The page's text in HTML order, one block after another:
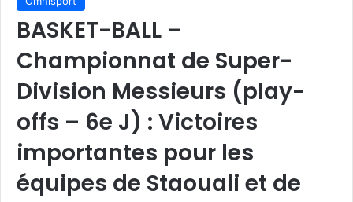
BASKET-BALL –
Championnat de Super-
Division Messieurs (play-
offs – 6e J) : Victoires
importantes pour les
équipes de Staouali et de